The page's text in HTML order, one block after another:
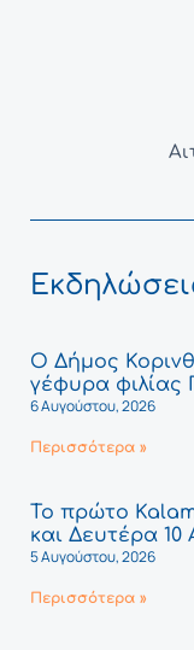
Ο Δήμος
γέφυρα φιλίας
6 Αυγούστου, 2026
Περισσότερα »
Το πρώτο
και Δευτέρα 10
5 Αυγούστου, 2026
Περισσότερα »